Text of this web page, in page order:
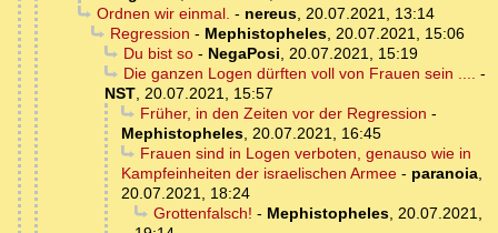
Ordnen wir einmal. - nereus, 20.07.2021, 13:14
Regression - Mephistopheles, 20.07.2021, 15:06
Du bist so- NegaPosi, 20.07.2021, 15:19
Die ganzen Logen dürften voll von Frauen sein .... -
NST, 20.07.2021, 15:57
Früher, in den Zeiten vor der Regression -
Mephistopheles, 20.07.2021, 16:45
Frauen sind in Logen verboten, genauso wie in
Kampfeinheiten der israelischen Armee - paranoia,
20.07.2021, 18:24
Grottenfalsch! - Mephistopheles, 20.07.2021,